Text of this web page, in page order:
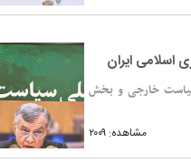
ایران
سیاست خارجی و بخش
مشاهده: ۲۰۰۹